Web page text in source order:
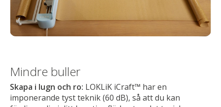
Mindre buller
Skapa i lugn och ro: LOKLiK iCraft™ har en
imponerande tyst teknik (60 dB), så att du kan